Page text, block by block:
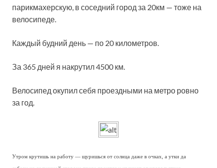
парикмахерскую, в соседний город за 20км — тоже на
велосипеде.
Каждый будний день — по 20 километров.
За 365 дней я накрутил 4500 км.
Велосипед окупил себя проездными на метро ровно
за год.
Утром крутишь на работу — щуришься от солнца даже в очках, а утки да